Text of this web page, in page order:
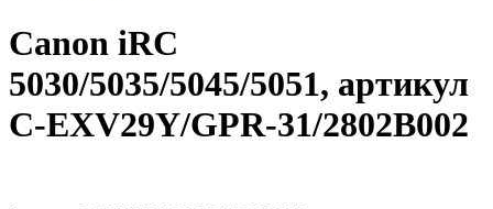
Canon iRC
5030/5035/5045/5051, артикул
C-EXV29Y/GPR-31/2802B002